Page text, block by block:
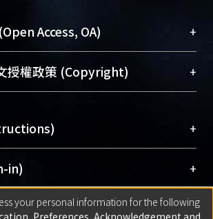
archive and promote researcher
works, Library integrates the
Repository” with “Academic
Access, OA) +
用者角度提升資訊取用性的社會運
研究上是透過將研究著作公開供使
時可加速研究發展、提升研究影響
（點選深入了解OA）
授權政策 (Copyright) +
版權非匯入者所有，或由第三方贊
，請確認該版權所有者及第三方同
。
that the submission is your
and that you have the right to
+
Guide)
Manual)
(Booking Service)
in) +
大學計算機中心帳號登入
+
your personal information for the following
Preferences, Acknowledgement and